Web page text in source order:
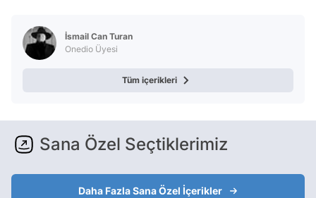
İsmail Can Turan
Onedio Üyesi
Tüm içerikleri
Sana Özel Seçtiklerimiz
Daha Fazla Sana Özel İçerikler